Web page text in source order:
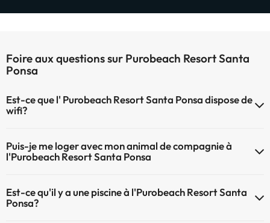
Foire aux questions sur Purobeach Resort Santa
Ponsa
Est-ce que l' Purobeach Resort Santa Ponsa dispose de
wifi?
Puis-je me loger avec mon animal de compagnie à
l'Purobeach Resort Santa Ponsa
sont bienvenus (sous demande et de payement à la réception).
Consultez les conditions.
Est-ce qu'il y a une piscine à l'Purobeach Resort Santa
Ponsa?